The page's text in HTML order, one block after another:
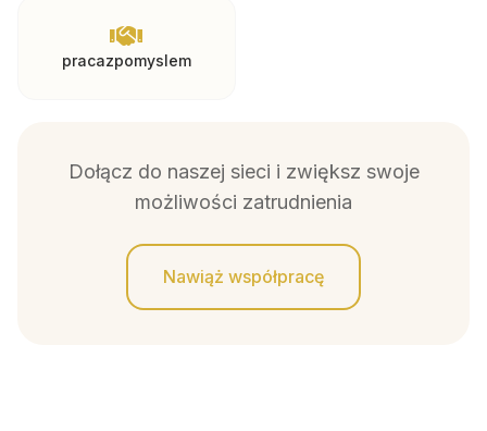
pracazpomyslem
Dołącz do naszej sieci i zwiększ swoje
możliwości zatrudnienia
Nawiąż współpracę